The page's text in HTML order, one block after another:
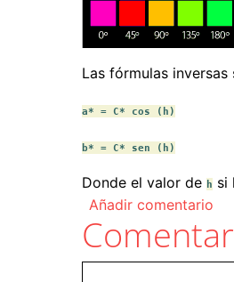
Las fórmulas inversas
a* = C* cos (h)
b* = C* sen (h)
Donde el valor de h si
Añadir comentario